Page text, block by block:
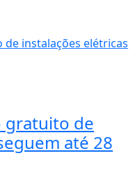
gratuito de
até 28